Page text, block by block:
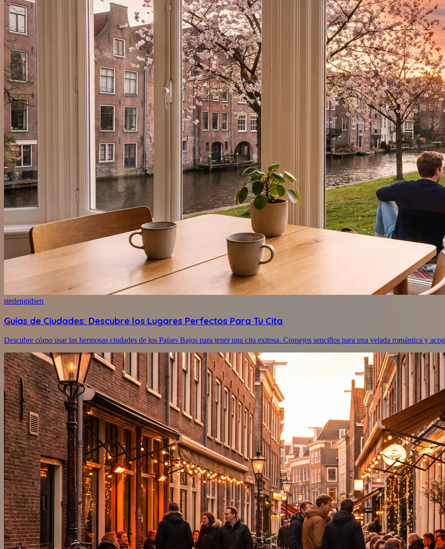
stedengidsen
Guías de Ciudades: Descubre los Lugares Perfectos Para Tu Cita
Descubre cómo usar las hermosas ciudades de los Países Bajos para tener una cita exitosa. Consejos sencillos para una velada romántica y